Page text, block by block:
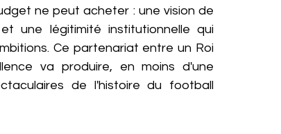
ne peut acheter : une vision de
une légitimité institutionnelle qui
Ce partenariat entre un Roi
va produire, en moins d'une
de l'histoire du football